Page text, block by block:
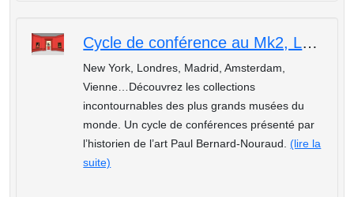
Cycle de conférence au Mk2, Les plus beaux musées du monde : L'Ermitage de Saint-Pétersbourg
New York, Londres, Madrid, Amsterdam,
Vienne…Découvrez les collections
incontournables des plus grands musées du
monde. Un cycle de conférences présenté par
l’historien de l’art Paul Bernard-Nouraud.(lire la
suite)